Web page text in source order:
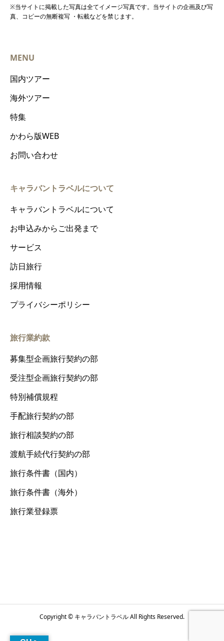
※当サイトに掲載した写真は全てイメージ写真です。当サイトの企画及び写
真、コピーの無断複写 ・転載などを禁じます。
MENU
国内ツアー
海外ツアー
特集
かわら版WEB
お問い合わせ
キャラバントラベルについて
キャラバントラベルについて
お申込みからご出発まで
サービス
訪日旅行
採用情報
プライバシーポリシー
旅行業約款
募集型企画旅行契約の部
受注型企画旅行契約の部
特別補償規程
手配旅行契約の部
旅行相談契約の部
渡航手続代行契約の部
旅行条件書（国内）
旅行条件書（海外）
旅行業登録票
Copyright © キャラバントラベル All Rights Reserved.